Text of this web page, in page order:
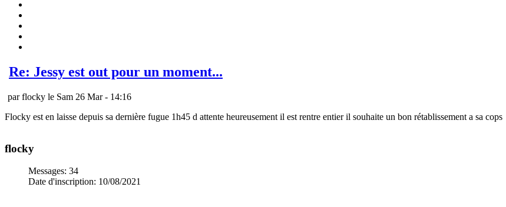
Re: Jessy est out pour un moment...
par flocky le Sam 26 Mar - 14:16
Flocky est en laisse depuis sa dernière fugue 1h45 d attente heureusement il est rentre entier il souhaite un bon rétablissement a sa cops
flocky
Messages: 34
Date d'inscription: 10/08/2021